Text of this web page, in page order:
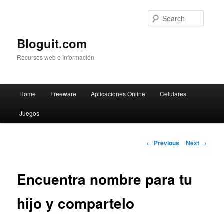
Bloguit.com
Recursos web e Información
Skip
to
Home Freeware Aplicaciones Online Celulares
Juegos
Post
← Previous Next →
Encuentra nombre para tu
hijo y compartelo